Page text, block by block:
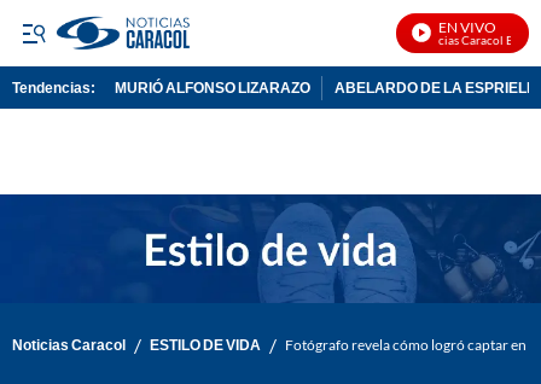
EN VIVO
Noticias Caracol En Vivo
Tendencias: MURIÓ ALFONSO LIZARAZO ABELARDO DE LA
Noticias Caracol / ESTILO DE VIDA / Fotógrafo revela cómo logró captar en